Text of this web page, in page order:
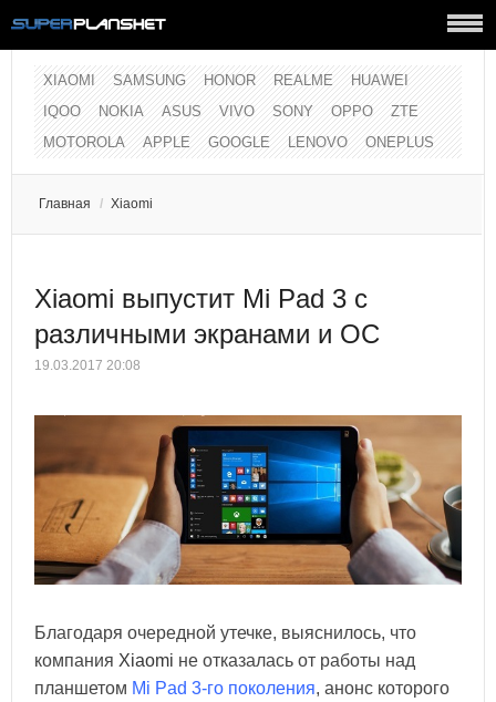
XIAOMI SAMSUNG HONOR REALME
HUAWEI
IQOO
NOKIA ASUS VIVO SONY OPPO
ZTE
MOTOROLA
APPLE GOOGLE LENOVO ONEPLUS
Главная / Xiaomi
Xiaomi выпустит Mi Pad 3 с
различными экранами и ОС
19.03.2017 20:08
Благодаря очередной утечке, выяснилось, что
компания Xiaomi не отказалась от работы над
планшетом Mi Pad 3-го поколения, анонс которого